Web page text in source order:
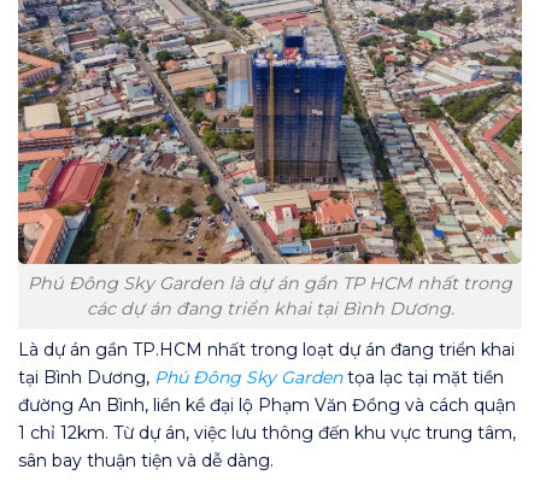
Phú Đông Sky Garden là dự án gần TP HCM nhất trong
các dự án đang triển khai tại Bình Dương.
Là dự án gần TP.HCM nhất trong loạt dự án đang triển khai
tại Bình Dương, Phú Đông Sky Gardentọa lạc tại mặt tiền
đường An Bình, liền kề đại lộ Phạm Văn Đồng và cách quận
1 chỉ 12km. Từ dự án, việc lưu thông đến khu vực trung tâm,
sân bay thuận tiện và dễ dàng.